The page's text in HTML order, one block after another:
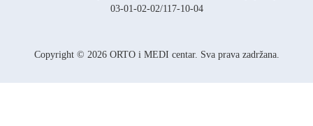
Copyright © 2026 ORTO i MEDI centar. Sva prava zadržana.
03-01-02-02/117-10-04